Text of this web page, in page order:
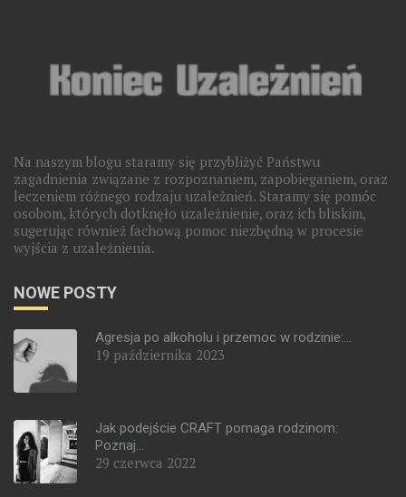
Na naszym blogu staramy się przybliżyć Państwu
zagadnienia związane z rozpoznaniem, zapobieganiem, oraz
leczeniem różnego rodzaju uzależnień. Staramy się pomóc
osobom, których dotknęło uzależnienie, oraz ich bliskim,
sugerując również fachową pomoc niezbędną w procesie
wyjścia z uzależnienia.
NOWE POSTY
Agresja po alkoholu i przemoc w rodzinie:...
19 października 2023
Jak podejście CRAFT pomaga rodzinom:
Poznaj...
29 czerwca 2022